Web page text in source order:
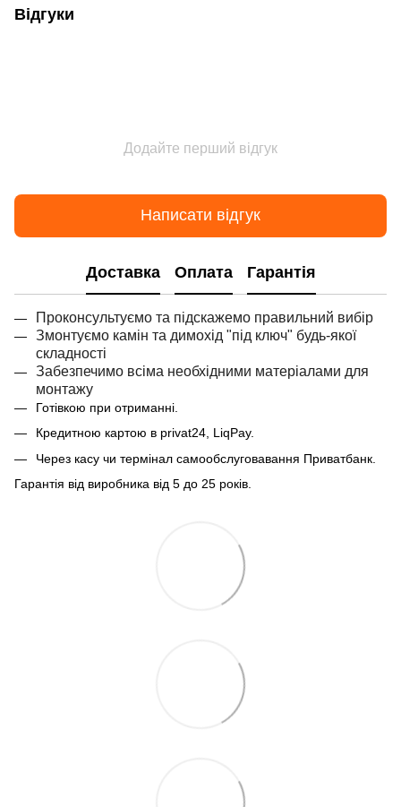
Відгуки
Додайте перший відгук
Написати відгук
Доставка Оплата Гарантія
Проконсультуємо та підскажемо правильний вибір
Змонтуємо камін та димохід "під ключ" будь-якої
складності
Забезпечимо всіма необхідними матеріалами для
монтажу
Готівкою при отриманні.
Кредитною картою в privat24, LiqPay.
Через касу чи термінал самообслуговавання Приватбанк.
Гарантія від виробника від 5 до 25 років.